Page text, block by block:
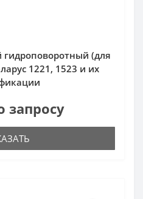
(для
1221, 1523 и их
запросу